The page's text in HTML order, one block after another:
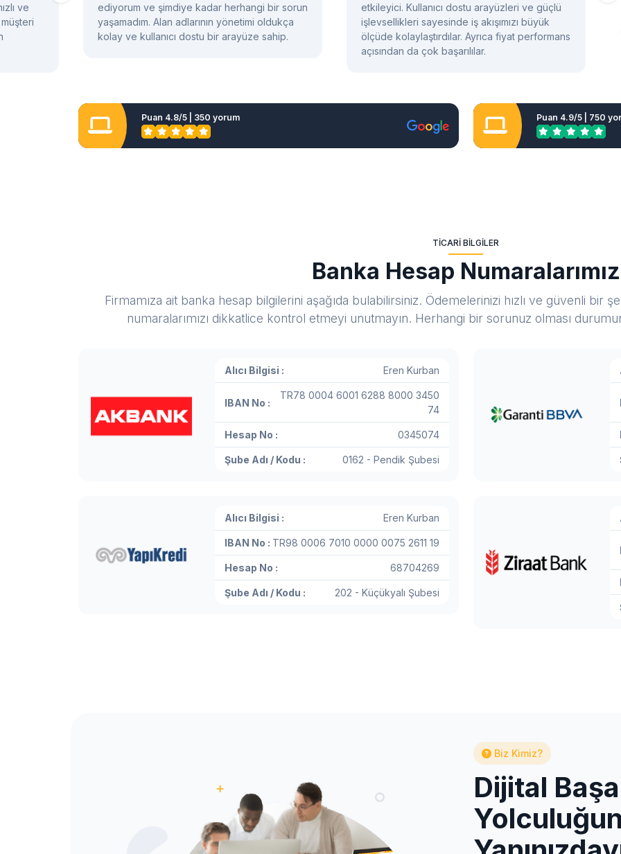
ve
ediyorum ve şimdiye kadar herhangi bir sorun
yaşamadım. Alan adlarının yönetimi oldukça
kolay ve kullanıcı dostu bir arayüze sahip.
etkileyici. Kullanıcı dostu arayüzleri ve güçlü
işlevsellikleri sayesinde iş akışımızı büyük
ölçüde kolaylaştırdılar. Ayrıca fiyat performans
açısından da çok başarılılar.
Puan 4.8/5 | 350 yorum Puan 4.9/5 | 750
TICARI BILGILER
Banka Hesap Numaralarımız
Firmamıza ait banka hesap bilgilerini aşağıda bulabilirsiniz. Ödemelerinizi hızlı ve güvenli bir
numaralarımızı dikkatlice kontrol etmeyi unutmayın. Herhangi bir sorunuz olması
Alıcı Bilgisi : Eren Kurban
IBAN No :
TR78 0004 6001 6288 8000 3450
74
Hesap No : 0345074
Şube Adı / Kodu : 0162 - Pendik Şubesi
Alıcı Bilgisi : Eren Kurban
IBAN No : TR98 0006 7010 0000 0075 2611 19
Hesap No : 68704269
Şube Adı / Kodu : 202 - Küçükyalı Şubesi
Biz Kimiz?
Dijital